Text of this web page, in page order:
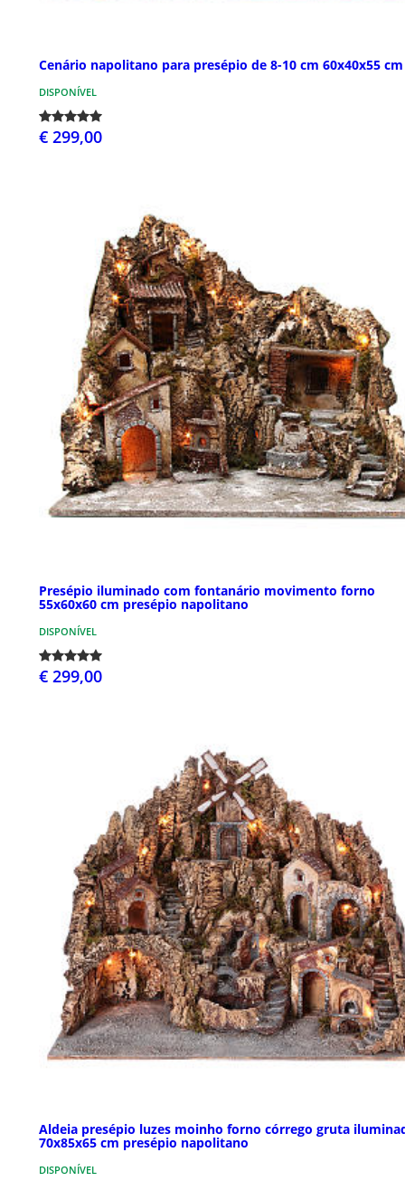
Cenário napolitano para presépio de 8-10 cm 60x40x55 cm
DISPONÍVEL
€ 299,00
Presépio iluminado com fontanário movimento forno
55x60x60 cm presépio napolitano
DISPONÍVEL
€ 299,00
Aldeia presépio luzes moinho forno córrego gruta
70x85x65 cm presépio napolitano
DISPONÍVEL